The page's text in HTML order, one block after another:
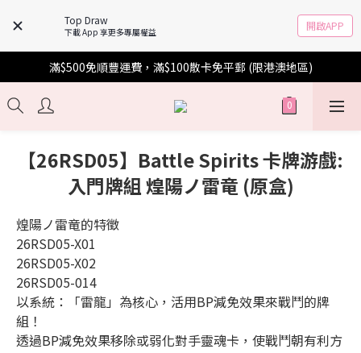
Top Draw
下載 App 享更多專屬權益 開啟APP
滿$500免順豐運費，滿$100散卡免平郵 (限港澳地區)
【26RSD05】Battle Spirits 卡牌游戲:
入門牌組 煌陽ノ雷竜 (原盒)
煌陽ノ雷竜的特徵
26RSD05-X01
26RSD05-X02
26RSD05-014
以系統：「雷龍」為核心，活用BP減免效果來戰鬥的牌
組！
透過BP減免效果移除或弱化對手靈魂卡，使戰鬥朝有利方